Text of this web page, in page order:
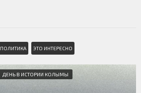
ПОЛИТИКА ЭТО ИНТЕРЕСНО
ДЕНЬ В ИСТОРИИ КОЛЫМЫ